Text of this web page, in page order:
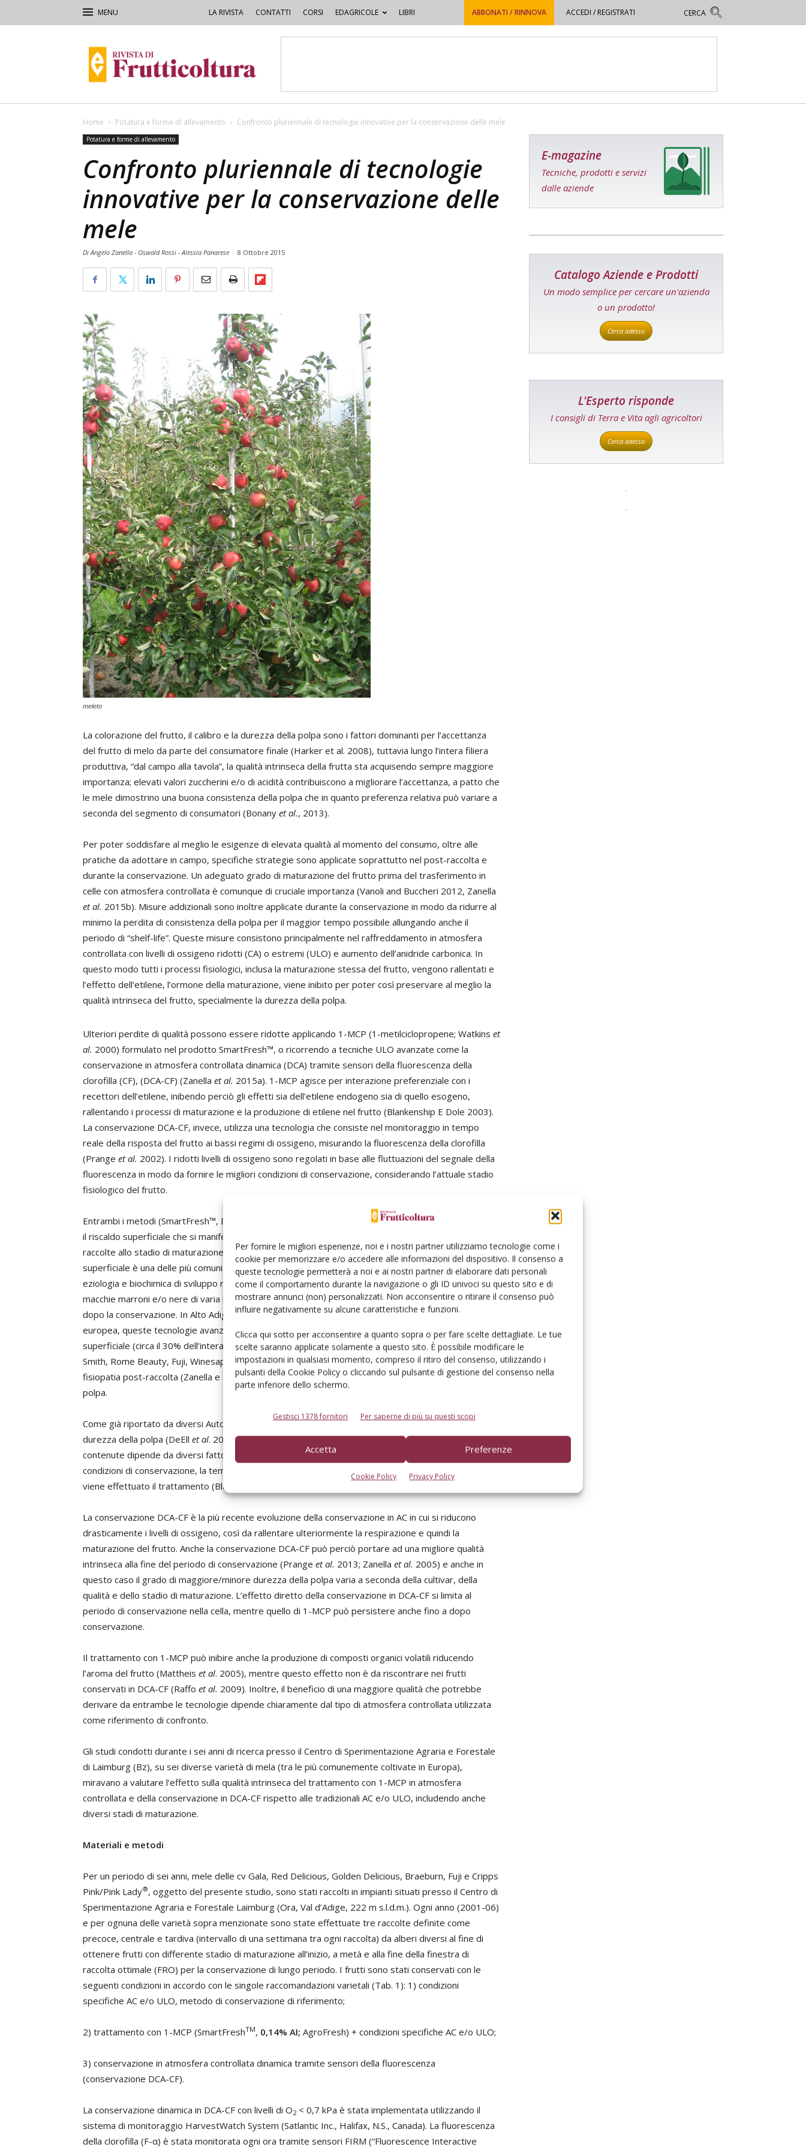
Per fornire le migliori esperienze, noi e i nostri partner utilizziamo tecnologie come i
cookie per memorizzare e/o accedere alle informazioni del dispositivo. Il consenso a
queste tecnologie permetterà a noi e ai nostri partner di elaborare dati personali
come il comportamento durante la navigazione o gli ID univoci su questo sito e di
mostrare annunci (non) personalizzati. Non acconsentire o ritirare il consenso può
influire negativamente su alcune caratteristiche e funzioni.
Clicca qui sotto per acconsentire a quanto sopra o per fare scelte dettagliate. Le tue
scelte saranno applicate solamente a questo sito. È possibile modificare le
impostazioni in qualsiasi momento, compreso il ritiro del consenso, utilizzando i
pulsanti della Cookie Policy o cliccando sul pulsante di gestione del consenso nella
parte inferiore dello schermo.
Gestisci 1378 fornitori Per saperne di più su questi scopi
Accetta Preferenze
Cookie Policy Privacy Policy
LA RIVISTA CONTATTI CORSI EDAGRICOLE LIBRI ABBONATI / RINNOVA ACCEDI / REGISTRATI
di
Frutticoltura
Home Potatura e forme di allevamento Confronto pluriennale di tecnologie innovative per la conservazione delle mele
Potatura e forme di allevamento
Confronto pluriennale di tecnologie
innovative per la conservazione delle
mele
Di Angelo Zanella - Oswald Rossi - Alessia Panarese - 8 Ottobre 2015
meleto
La colorazione del frutto, il calibro e la durezza della polpa sono i fattori dominanti per l’accettanza
del frutto di melo da parte del consumatore finale (Harker et al. 2008), tuttavia lungo l’intera filiera
produttiva, “dal campo alla tavola”, la qualità intrinseca della frutta sta acquisendo sempre maggiore
importanza; elevati valori zuccherini e/o di acidità contribuiscono a migliorare l’accettanza, a patto che
le mele dimostrino una buona consistenza della polpa che in quanto preferenza relativa può variare a
seconda del segmento di consumatori (Bonany et al., 2013).
Per poter soddisfare al meglio le esigenze di elevata qualità al momento del consumo, oltre alle
pratiche da adottare in campo, specifiche strategie sono applicate soprattutto nel post-raccolta e
durante la conservazione. Un adeguato grado di maturazione del frutto prima del trasferimento in
celle con atmosfera controllata è comunque di cruciale importanza (Vanoli and Buccheri 2012, Zanella
et al. 2015b). Misure addizionali sono inoltre applicate durante la conservazione in modo da ridurre al
minimo la perdita di consistenza della polpa per il maggior tempo possibile allungando anche il
periodo di “shelf-life”. Queste misure consistono principalmente nel raffreddamento in atmosfera
controllata con livelli di ossigeno ridotti (CA) o estremi (ULO) e aumento dell’anidride carbonica. In
questo modo tutti i processi fisiologici, inclusa la maturazione stessa del frutto, vengono rallentati e
l’effetto dell’etilene, l’ormone della maturazione, viene inibito per poter così preservare al meglio la
qualità intrinseca del frutto, specialmente la durezza della polpa.
Ulteriori perdite di qualità possono essere ridotte applicando 1-MCP (1-metilciclopropene; Watkins et
al. 2000) formulato nel prodotto SmartFresh™, o ricorrendo a tecniche ULO avanzate come la
conservazione in atmosfera controllata dinamica (DCA) tramite sensori della fluorescenza della
clorofilla (CF), (DCA-CF) (Zanella et al. 2015a). 1-MCP agisce per interazione preferenziale con i
recettori dell’etilene, inibendo perciò gli effetti sia dell’etilene endogeno sia di quello esogeno,
rallentando i processi di maturazione e la produzione di etilene nel frutto (Blankenship E Dole 2003).
La conservazione DCA-CF, invece, utilizza una tecnologia che consiste nel monitoraggio in tempo
reale della risposta del frutto ai bassi regimi di ossigeno, misurando la fluorescenza della clorofilla
(Prange et al. 2002). I ridotti livelli di ossigeno sono regolati in base alle fluttuazioni del segnale della
fluorescenza in modo da fornire le migliori condizioni di conservazione, considerando l’attuale stadio
fisiologico del frutto.
Entrambi i metodi (SmartFresh™, DCA-CF) sono anche efficaci nel prevenire disordini fisiologici come
il riscaldo superficiale che si manifesta già durante o dopo conservazione, su varietà suscettibili,
raccolte allo stadio di maturazione pre-climaterico (Zanellaet al.2003; Zanellaet al.2005). Il riscaldo
superficiale è una delle più comuni fisiopatologie che colpisce specifiche varietà di mela, la cui
eziologia e biochimica di sviluppo non sono state ancora del tutto chiarite. I sintomi tipici sono
macchie marroni e/o nere di varia intensità che compaiono solo sulla superficie del frutto durante o
dopo la conservazione. In Alto Adige, regione in cui si coltiva il 10% della produzione melicola
europea, queste tecnologie avanzate sono molto diffuse sulle cultivar suscettibili al riscaldo
superficiale (circa il 30% dell’intera produzione), rispettivamente sulle varietà Red Delicious, Granny
Smith, Rome Beauty, Fuji, Winesap, Cripps Pink/Pink Lady®, ma anche su quelle non sensibili a questa
fisiopatia post-raccolta (Zanella e Stürz 2013), dato che garantiscono una maggiore consistenza della
polpa.
Come già riportato da diversi Autori, il trattamento con 1-MCP contribuisce a ridurre la perdita di
durezza della polpa (DeEll et al. 2007; Hoehnet al.2008). Quanto a lungo tali perdite possano venire
contenute dipende da diversi fattori, come la cultivar, lo stadio di maturazione alla raccolta, le
condizioni di conservazione, la temperatura, il tipo e la durata dell’applicazione e il momento in cui
viene effettuato il trattamento (Blankenship e Dole 2003; Watkins
La conservazione DCA-CF è la più recente evoluzione della conservazione in AC in cui si riducono
drasticamente i livelli di ossigeno, così da rallentare ulteriormente la respirazione e quindi la
maturazione del frutto. Anche la conservazione DCA-CF può perciò portare ad una migliore qualità
intrinseca alla fine del periodo di conservazione (Prange et al. 2013; Zanella et al. 2005) e anche in
questo caso il grado di maggiore/minore durezza della polpa varia a seconda della cultivar, della
qualità e dello stadio di maturazione. L’effetto diretto della conservazione in DCA-CF si limita al
periodo di conservazione nella cella, mentre quello di 1-MCP può persistere anche fino a dopo
conservazione.
Il trattamento con 1-MCP può inibire anche la produzione di composti organici volatili riducendo
l’aroma del frutto (Mattheis et al. 2005), mentre questo effetto non è da riscontrare nei frutti
conservati in DCA-CF (Raffo et al. 2009). Inoltre, il beneficio di una maggiore qualità che potrebbe
derivare da entrambe le tecnologie dipende chiaramente dal tipo di atmosfera controllata utilizzata
come riferimento di confronto.
Gli studi condotti durante i sei anni di ricerca presso il Centro di Sperimentazione Agraria e Forestale
di Laimburg (Bz), su sei diverse varietà di mela (tra le più comunemente coltivate in Europa),
miravano a valutare l’effetto sulla qualità intrinseca del trattamento con 1-MCP in atmosfera
controllata e della conservazione in DCA-CF rispetto alle tradizionali AC e/o ULO, includendo anche
diversi stadi di maturazione.
Materiali e metodi
Per un periodo di sei anni, mele delle cv Gala, Red Delicious, Golden Delicious, Braeburn, Fuji e Cripps
Pink/Pink Lady®, oggetto del presente studio, sono stati raccolti in impianti situati presso il Centro di
Sperimentazione Agraria e Forestale Laimburg (Ora, Val d’Adige, 222 m s.l.d.m.). Ogni anno (2001-06)
e per ognuna delle varietà sopra menzionate sono state effettuate tre raccolte definite come
precoce, centrale e tardiva (intervallo di una settimana tra ogni raccolta) da alberi diversi al fine di
ottenere frutti con differente stadio di maturazione all’inizio, a metà e alla fine della finestra di
raccolta ottimale (FRO) per la conservazione di lungo periodo. I frutti sono stati conservati con le
seguenti condizioni in accordo con le singole raccomandazioni varietali (Tab. 1): 1) condizioni
specifiche AC e/o ULO, metodo di conservazione di riferimento;
2) trattamento con 1-MCP (SmartFreshTM, 0,14% AI; AgroFresh) + condizioni specifiche AC e/o ULO;
3) conservazione in atmosfera controllata dinamica tramite sensori della fluorescenza
(conservazione DCA-CF).
La conservazione dinamica in DCA-CF con livelli di O2 < 0,7 kPa è stata implementata utilizzando il
sistema di monitoraggio HarvestWatch System (Satlantic Inc., Halifax, N.S., Canada). La fluorescenza
della clorofilla (F-α) è stata monitorata ogni ora tramite sensori FIRM (“Fluorescence Interactive
E-magazine
Tecniche, prodotti e servizi
dalle aziende
Catalogo Aziende e Prodotti
Un modo semplice per cercare un'azienda
o un prodotto!
Cerca adesso
L'Esperto risponde
I consigli di Terra e Vita agli agricoltori
Cerca adesso